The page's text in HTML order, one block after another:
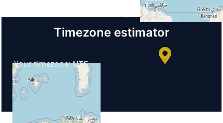
+−
© OpenStreetMap
Timezone estimator
Your timezone:UTC